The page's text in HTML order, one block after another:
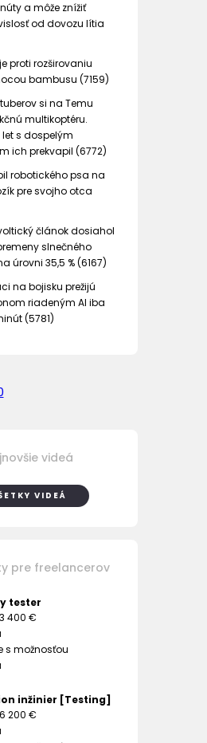
a môže znížiť
od dovozu lítia
proti rozširovaniu
bambusu (7159)
si na Temu
multikoptéru.
s dospelým
ich prekvapil (6772)
robotického psa na
pre svojho otca
článok dosiahol
slnečného
úrovni 35,5 % (6167)
na bojisku prežijú
riadeným AI iba
(5781)
videá
VIDEÁ
pre freelancerov
tester
400 €
s možnosťou
inžinier [Testing]
200 €